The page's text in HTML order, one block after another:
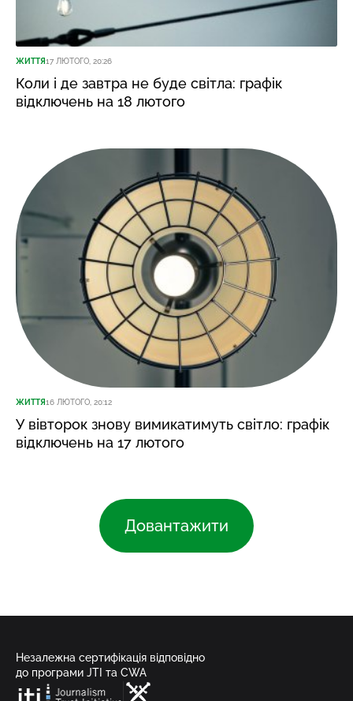
ЖИТТЯ17 ЛЮТОГО, 20:26
Коли і де завтра не буде світла: графік
відключень на 18 лютого
ЖИТТЯ16 ЛЮТОГО, 20:12
У вівторок знову вимикатимуть світло: графік
відключень на 17 лютого
Довантажити
Незалежна сертифікація відповідно
до програми JTI та CWA